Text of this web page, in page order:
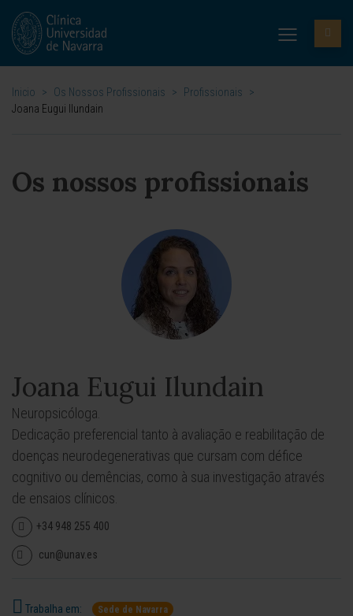
Inicio > Os Nossos Profissionais > Profissionais
>
Joana Eugui Ilundain
Os nossos profissionais
Joana Eugui Ilundain
Neuropsicóloga.
Dedicação preferencial tanto à avaliação e reabilitação de
doenças neurodegenerativas que cursam com défice
cognitivo ou demências, como à sua investigação através
de ensaios clínicos.
+34 948 255 400
cun@unav.es
Trabalha em: Sede de Navarra